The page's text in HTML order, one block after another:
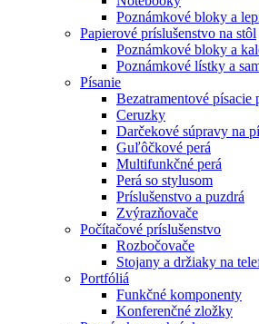
Poznámkové bloky a
Papierové príslušenstvo na stôl
Poznámkové bloky a
Poznámkové lístky a
Písanie
Bezatramentové písacie
Ceruzky
Darčekové súpravy na
Guľôčkové perá
Multifunkčné perá
Perá so stylusom
Príslušenstvo a puzdrá
Zvýrazňovače
Počítačové príslušenstvo
Rozbočovače
Stojany a držiaky na
Portfóliá
Funkčné komponenty
Konferenčné zložky